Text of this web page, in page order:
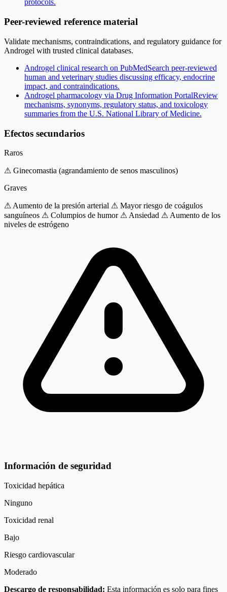
protocols.
Peer-reviewed reference material
Validate mechanisms, contraindications, and regulatory guidance for
Androgel with trusted clinical databases.
Androgel clinical research on PubMedSearch peer-reviewed
human and veterinary studies discussing efficacy, endocrine
impact, and contraindications.
Androgel pharmacology via Drug Information PortalReview
mechanisms, synonyms, regulatory status, and toxicology
summaries from the U.S. National Library of Medicine.
Efectos secundarios
Raros
⚠ Ginecomastia (agrandamiento de senos masculinos)
Graves
⚠ Aumento de la presión arterial ⚠ Mayor riesgo de coágulos
sanguíneos ⚠ Columpios de humor⚠ Ansiedad ⚠ Aumento de los
niveles de estrógeno
Información de seguridad
Toxicidad hepática
Ninguno
Toxicidad renal
Bajo
Riesgo cardiovascular
Moderado
Descargo de responsabilidad: Esta información es solo para fines